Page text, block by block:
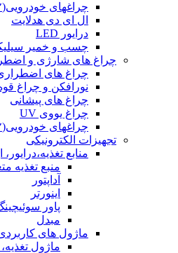
چراغهای خودرویی(۱۲ ولت DC)
ال ای دی هدلایت
درایور LED
چسب و خمیر
چراغ های شارژی و
چراغ های
نورافکن و چراغ
چراغ های پیشانی
چراغ یووی UV
چراغهای خودرویی(۱۲ ولت DC)
تجهیزات الکترونیکی
منابع تغذیه،درایور،
منبع تغذیه
آداپتور
اینورتر
پاور
مبدل
ماژول های
ماژول